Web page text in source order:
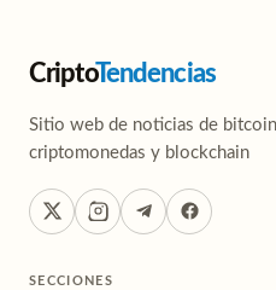
CriptoTendencias
Sitio web de noticias de
criptomonedas y blockchain
SECCIONES